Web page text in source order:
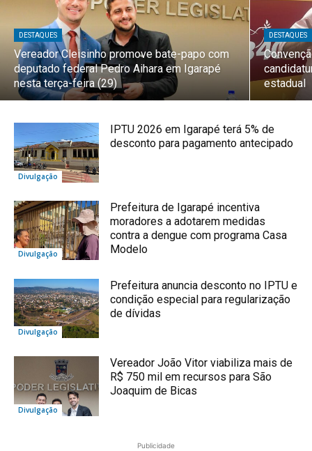
DESTAQUES
Vereador Cleisinho promove bate-papo com
deputado federal Pedro Aihara em Igarapé
nesta terça-feira (29)
DESTAQUES
estadual
Divulgação
IPTU 2026 em Igarapé terá 5% de
desconto para pagamento antecipado
Divulgação
Prefeitura de Igarapé incentiva
moradores a adotarem medidas
contra a dengue com programa Casa
Modelo
Divulgação
Prefeitura anuncia desconto no IPTU e
condição especial para regularização
de dívidas
Divulgação
Vereador João Vitor viabiliza mais de
R$ 750 mil em recursos para São
Joaquim de Bicas
Publicidade